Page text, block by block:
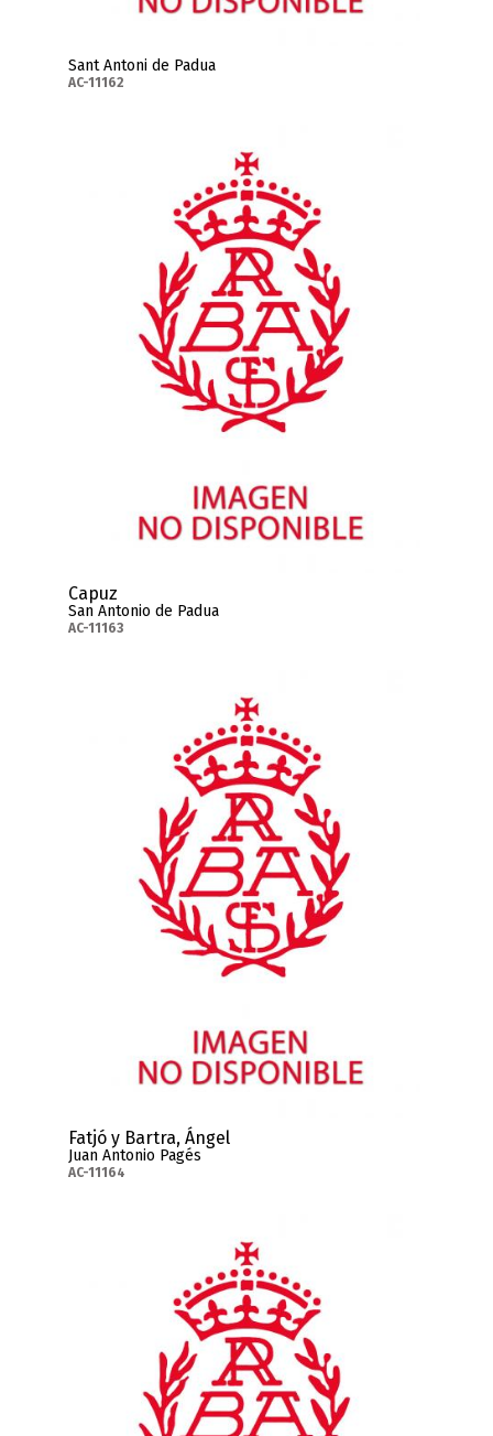
Sant Antoni de Padua
AC-11162
Capuz
San Antonio de Padua
AC-11163
Fatjó y Bartra, Ángel
Juan Antonio Pagés
AC-11164